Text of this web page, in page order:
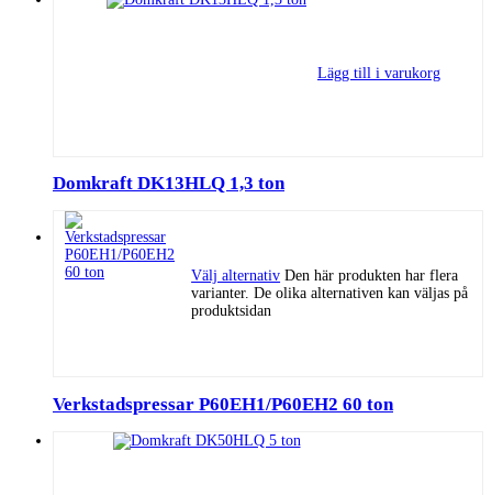
Lägg till i varukorg
Domkraft DK13HLQ 1,3 ton
Välj alternativ Den här produkten har flera
varianter. De olika alternativen kan väljas på
produktsidan
Verkstadspressar P60EH1/P60EH2 60 ton